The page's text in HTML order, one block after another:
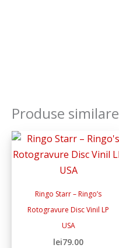
Produse similare
Ringo Starr – Ringo’s
Rotogravure Disc Vinil LP
USA
lei79.00